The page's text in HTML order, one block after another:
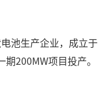
池生产企业，成立于
200MW项目投产。